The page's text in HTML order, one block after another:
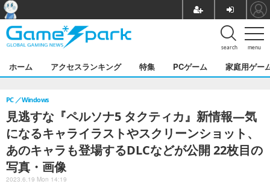
menu
search
ホーム アクセスランキング 特集 PCゲーム 家庭用ゲー
見逃すな『ペルソナ5 タクティカ』新情報―気
になるキャライラストやスクリーンショット、
あのキャラも登場するDLCなどが公開 22枚目の
写真・画像
PC Windows
2023.6.19 Mon 14:19